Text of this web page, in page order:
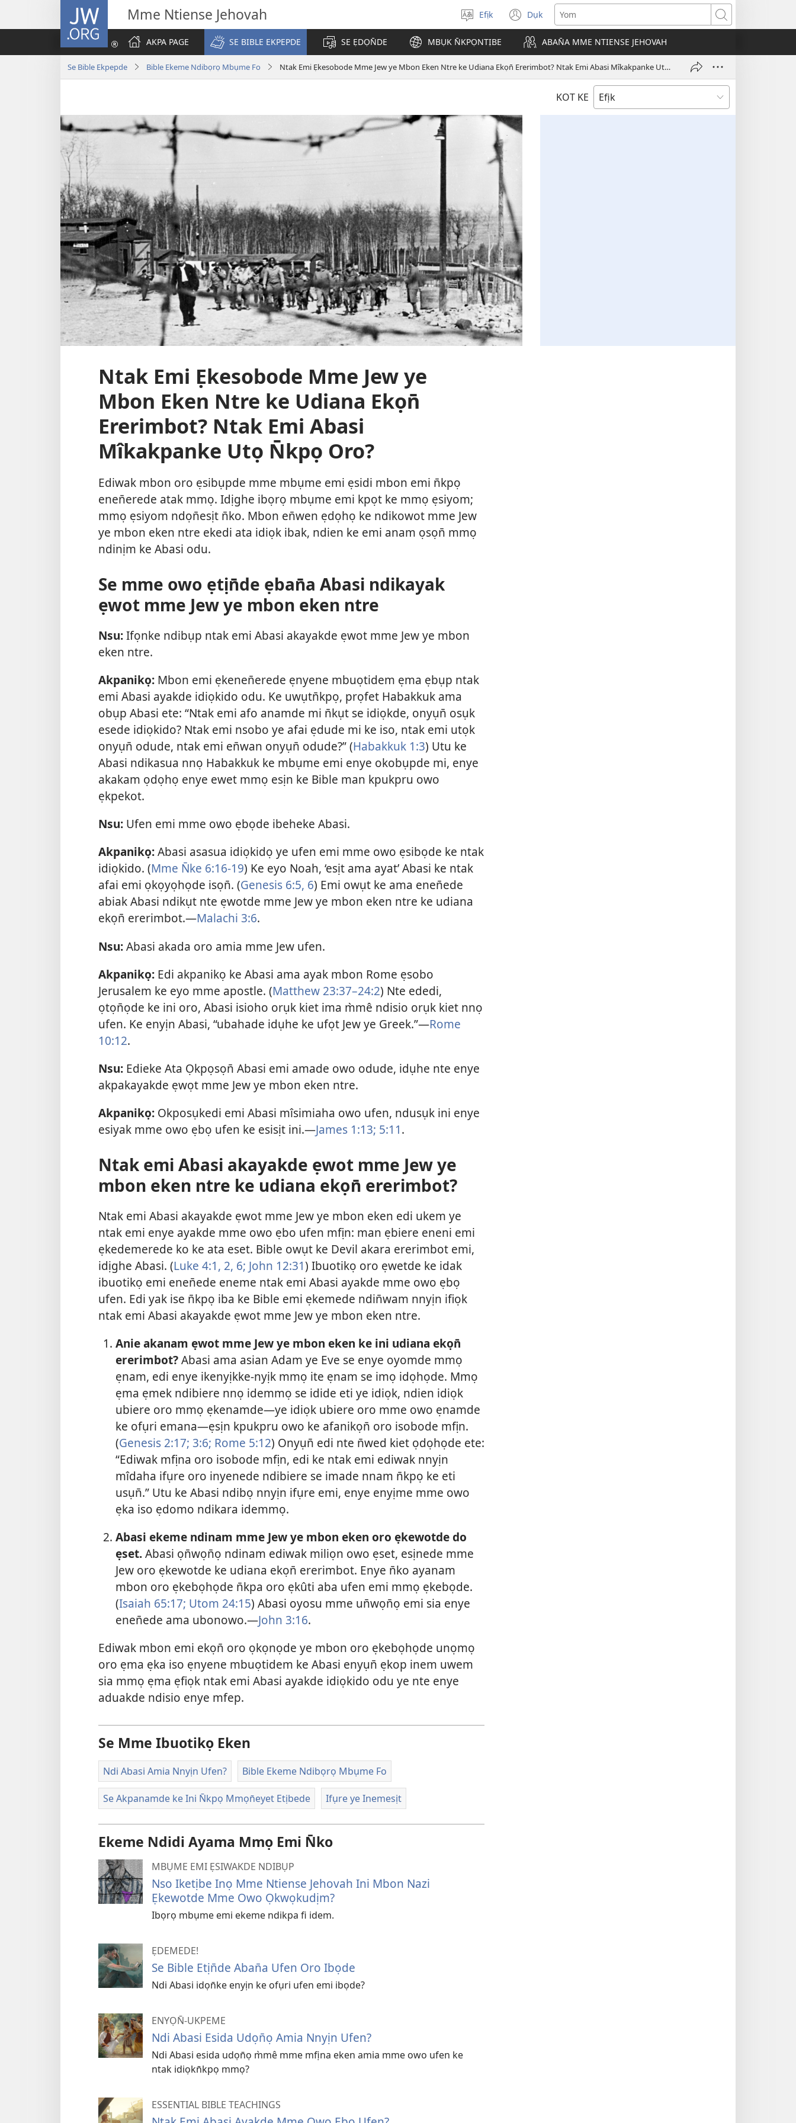
JW.ORG Mme Ntiense Jehovah
Mek
usem
Efịk Dụk
(opens
new
window)
Yom
AKPA PAGE
SE BIBLE EKPEPDE SE ẸDỌN̄DE MBỤK N̄KPỌNTỊBE ABAN̄A MME NTIENSE JEHOVAH
Se Bible Ekpepde Bible Ekeme Ndibọrọ Mbụme Fo Ntak Emi Ẹkesobode Mme Jew ye Mbon Eken Ntre ke Udiana Ekọn̄ Ererimbot? Ntak Emi Abasi Mîkakpanke Utọ N̄kpọ Oro?
KOT KE
Ntak Emi Ẹkesobode Mme Jew ye
Mbon Eken Ntre ke Udiana Ekọn̄
Ererimbot? Ntak Emi Abasi
Mîkakpanke Utọ N̄kpọ Oro?
Ediwak mbon oro ẹsibụpde mme mbụme emi ẹsidi mbon emi n̄kpọ
enen̄erede atak mmọ. Idịghe ibọrọ mbụme emi kpọt ke mmọ ẹsiyom;
mmọ ẹsiyom ndọn̄esịt n̄ko. Mbon en̄wen ẹdọhọ ke ndikowot mme Jew
ye mbon eken ntre ekedi ata idiọk ibak, ndien ke emi anam ọsọn̄ mmọ
ndinịm ke Abasi odu.
Se mme owo ẹtịn̄de ẹban̄a Abasi ndikayak
ẹwot mme Jew ye mbon eken ntre
Nsu:Ifọnke ndibụp ntak emi Abasi akayakde ẹwot mme Jew ye mbon
eken ntre.
Akpanikọ: Mbon emi ẹkenen̄erede ẹnyene mbuọtidem ẹma ẹbụp ntak
emi Abasi ayakde idiọkido odu. Ke uwụtn̄kpọ, prọfet Habakkuk ama
obụp Abasi ete: “Ntak emi afo anamde mi n̄kụt se idiọkde, onyụn̄ osụk
esede idiọkido? Ntak emi nsobo ye afai ẹdude mi ke iso, ntak emi utọk
onyụn̄ odude, ntak emi en̄wan onyụn̄ odude?” (Habakkuk 1:3) Utu ke
Abasi ndikasua nnọ Habakkuk ke mbụme emi enye okobụpde mi, enye
akakam ọdọhọ enye ewet mmọ esịn ke Bible man kpukpru owo
ẹkpekot.
Nsu: Ufen emi mme owo ẹbọde ibeheke Abasi.
Akpanikọ:Abasi asasua idiọkidọ ye ufen emi mme owo ẹsibọde ke ntak
idiọkido. (Mme N̄ke 6:16-19) Ke eyo Noah, ‘esịt ama ayat’ Abasi ke ntak
afai emi ọkọyọhọde isọn̄. (Genesis 6:5, 6) Emi owụt ke ama enen̄ede
abiak Abasi ndikụt nte ẹwotde mme Jew ye mbon eken ntre ke udiana
ekọn̄ ererimbot.—Malachi 3:6.
Nsu:Abasi akada oro amia mme Jew ufen.
Akpanikọ: Edi akpanikọ ke Abasi ama ayak mbon Rome ẹsobo
Jerusalem ke eyo mme apostle. (Matthew 23:37–24:2) Nte ededi,
ọtọn̄ọde ke ini oro, Abasi isioho orụk kiet ima m̀mê ndisio orụk kiet nnọ
ufen. Ke enyịn Abasi, “ubahade idụhe ke ufọt Jew ye Greek.”—Rome
10:12.
Nsu: Edieke Ata Ọkpọsọn̄ Abasi emi amade owo odude, idụhe nte enye
akpakayakde ẹwọt mme Jew ye mbon eken ntre.
Akpanikọ: Okposụkedi emi Abasi mîsimiaha owo ufen, ndusụk ini enye
esiyak mme owo ẹbọ ufen ke esisịt ini.—James 1:13; 5:11.
Ntak emi Abasi akayakde ẹwot mme Jew ye
mbon eken ntre ke udiana ekọn̄ ererimbot?
Ntak emi Abasi akayakde ẹwot mme Jew ye mbon eken edi ukem ye
ntak emi enye ayakde mme owo ẹbo ufen mfịn: man ẹbiere eneni emi
ẹkedemerede ko ke ata eset. Bible owụt ke Devil akara ererimbot emi,
idịghe Abasi. (Luke 4:1, 2, 6; John 12:31) Ibuotikọ oro ẹwetde ke idak
ibuotikọ emi enen̄ede eneme ntak emi Abasi ayakde mme owo ẹbọ
ufen. Edi yak ise n̄kpọ iba ke Bible emi ẹkemede ndin̄wam nnyịn ifiọk
ntak emi Abasi akayakde ẹwot mme Jew ye mbon eken ntre.
Anie akanam ẹwot mme Jew ye mbon eken ke ini udiana ekọn̄
ererimbot?Abasi ama asian Adam ye Eve se enye oyomde mmọ
ẹnam, edi enye ikenyịkke-nyịk mmọ ite ẹnam se imọ idọhọde. Mmọ
ẹma ẹmek ndibiere nnọ idemmọ se idide eti ye idiọk, ndien idiọk
ubiere oro mmọ ẹkenamde—ye idiọk ubiere oro mme owo ẹnamde
ke ofụri emana—ẹsịn kpukpru owo ke afanikọn̄ oro isobode mfịn.
(Genesis 2:17; 3:6; Rome 5:12) Onyụn̄ edi nte n̄wed kiet ọdọhọde ete:
“Ediwak mfịna oro isobode mfịn, edi ke ntak emi ediwak nnyịn
mîdaha ifụre oro inyenede ndibiere se imade nnam n̄kpọ ke eti
usụn̄.” Utu ke Abasi ndibọ nnyịn ifụre emi, enye enyịme mme owo
ẹka iso ẹdomo ndikara idemmọ.
Abasi ekeme ndinam mme Jew ye mbon eken oro ẹkewotde do
ẹset.Abasi ọn̄wọn̄ọ ndinam ediwak miliọn owo ẹset, esịnede mme
Jew oro ẹkewotde ke udiana ekọn̄ ererimbot. Enye n̄ko ayanam
mbon oro ẹkebọhọde n̄kpa oro ẹkûti aba ufen emi mmọ ẹkebọde.
(Isaiah 65:17; Utom 24:15) Abasi oyosu mme un̄wọn̄ọ emi sia enye
enen̄ede ama ubonowo.—John 3:16.
Ediwak mbon emi ekọn̄ oro ọkọnọde ye mbon oro ẹkebọhọde unọmọ
oro ẹma ẹka iso ẹnyene mbuọtidem ke Abasi enyụn̄ ẹkop inem uwem
sia mmọ ẹma ẹfiọk ntak emi Abasi ayakde idiọkido odu ye nte enye
aduakde ndisio enye mfep.
Se Mme Ibuotikọ Eken
Ndi Abasi Amia Nnyịn Ufen? Bible Ekeme Ndibọrọ Mbụme Fo
Se Akpanamde ke Ini N̄kpọ Mmọn̄eyet Etịbede Ifụre ye Inemesịt
Ekeme Ndidi Ayama Mmọ Emi N̄ko
MBỤME EMI ẸSIWAKDE NDIBỤP
Nso Iketịbe Inọ Mme Ntiense Jehovah Ini Mbon Nazi
Ẹkewotde Mme Owo Ọkwọkudịm?
Ibọrọ mbụme emi ekeme ndikpa fi idem.
ẸDEMEDE!
Se Bible Etịn̄de Aban̄a Ufen Oro Ibọde
Ndi Abasi idọn̄ke enyịn ke ofụri ufen emi ibọde?
ENYỌN̄-UKPEME
Ndi Abasi Esida Udọn̄ọ Amia Nnyịn Ufen?
Ndi Abasi esida udọn̄ọ m̀mê mme mfịna eken amia mme owo ufen ke
ntak idiọkn̄kpọ mmọ?
ESSENTIAL BIBLE TEACHINGS